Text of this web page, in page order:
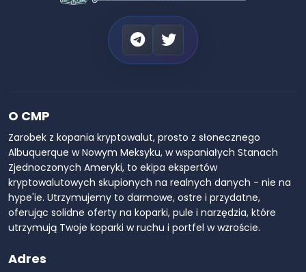
O CMP
Zarobek z kopania kryptowalut, prosto z słonecznego
Albuquerque w Nowym Meksyku, w wspaniałych Stanach
Zjednoczonych Ameryki, to ekipa ekspertów
kryptowalutowych skupionych na realnych danych - nie na
hype'ie. Utrzymujemy to darmowe, ostre i przydatne,
oferując solidne oferty na koparki, pule i narzędzia, które
utrzymują Twoje koparki w ruchu i portfel w wzroście.
Adres